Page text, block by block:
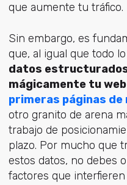
que aumente tu tráfico.
Sin embargo, es
que, al igual que todo
datos estructurados
mágicamente tu
primeras páginas
otro granito de arena
trabajo de
plazo. Por mucho que
estos datos, no debes
factores que interfieren